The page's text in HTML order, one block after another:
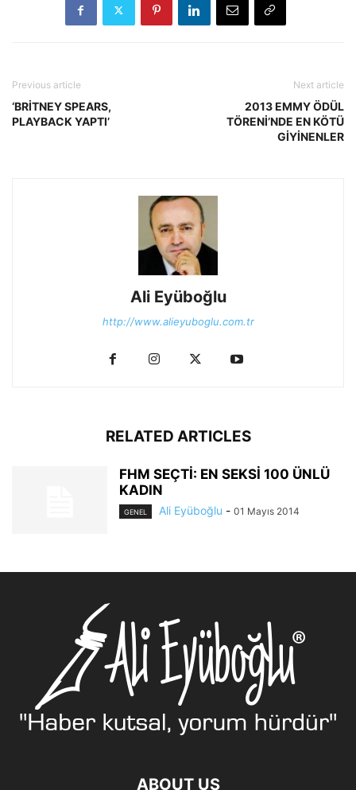
Previous article
‘BRİTNEY SPEARS,
PLAYBACK YAPTI’
Next article
2013 EMMY ÖDÜL
TÖRENİ’NDE EN KÖTÜ
GİYİNENLER
Ali Eyüboğlu
http://www.alieyuboglu.com.tr
RELATED ARTICLES
FHM SEÇTİ: EN SEKSİ 100 ÜNLÜ
KADIN
GENEL Ali Eyüboğlu - 01 Mayıs 2014
ABOUT US